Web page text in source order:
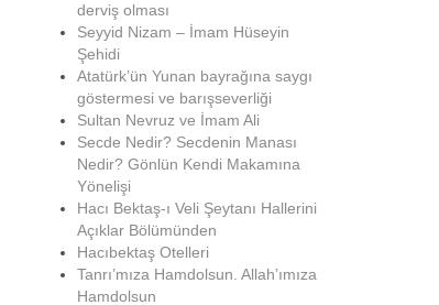
derviş olması
Seyyid Nizam – İmam Hüseyin
Şehidi
Atatürk’ün Yunan bayrağına saygı
göstermesi ve barışseverliği
Sultan Nevruz ve İmam Ali
Secde Nedir? Secdenin Manası
Nedir? Gönlün Kendi Makamına
Yönelişi
Hacı Bektaş-ı Veli Şeytanı Hallerini
Açıklar Bölümünden
Hacıbektaş Otelleri
Tanrı’mıza Hamdolsun. Allah’ımıza
Hamdolsun